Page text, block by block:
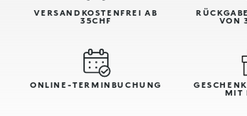
VERSANDKOSTENFREI AB
35CHF
VON
ONLINE-TERMINBUCHUNG
MIT